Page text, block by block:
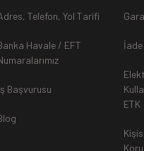
"Gönderici Ödemeli”
gerekli incelemelerin
ile On (10) iş günü”
sözleşme yükümlülüğüne
Telefon, Yol Tarifi
Havale / EFT
Başvurusu
İade
ETK